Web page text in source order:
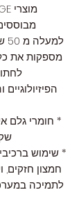
מספקות את
* חומרי גלם
* שימוש
חמצון חזקים,
לתמיכה